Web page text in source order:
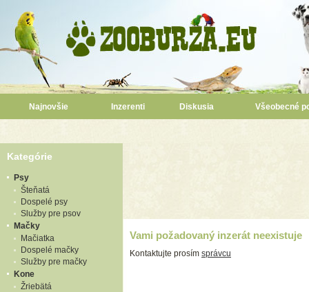
Najnovšie Inzerenti Diskusia Všeobecné
Kategórie
Psy
Šteňatá
Dospelé psy
Služby pre psov
Mačky
Mačiatka
Dospelé mačky
Služby pre mačky
Kone
Žriebätá
Vami požadovaný inzerát neexistuje
Kontaktujte prosím správcu